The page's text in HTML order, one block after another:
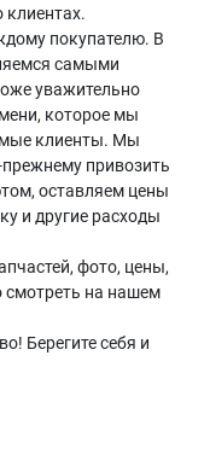
клиентах.
покупателю. В
самыми
уважительно
которое мы
клиенты. Мы
привозить
оставляем цены
и другие расходы
фото, цены,
смотреть на нашем
Берегите себя и